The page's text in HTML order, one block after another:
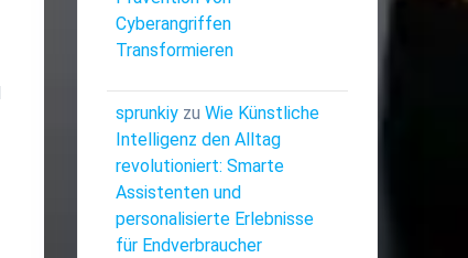
Cyberangriffen
Transformieren
sprunkiyzu Wie Künstliche
Intelligenz den Alltag
revolutioniert: Smarte
Assistenten und
personalisierte Erlebnisse
für Endverbraucher